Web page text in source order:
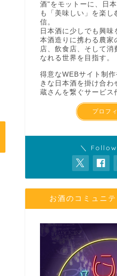
酒"をモットーに、日
も「美味しい」を楽し
信。
日本酒に少しでも興味
本酒造りに携わる農家
店、飲食店、そして消
なれる世界を目指す。
得意なWEBサイト制
きな日本酒を掛け合わ
蔵さんを繋ぐサービス
プロフ
＼
お酒のコミュニ